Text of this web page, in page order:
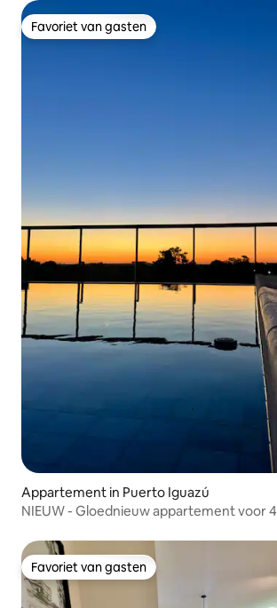
Favoriet van gasten
Favoriet van gasten
Appartement in Puerto Iguazú
NIEUW - Gloednieuw appartement voor 4
Favoriet van gasten
Favoriet van gasten